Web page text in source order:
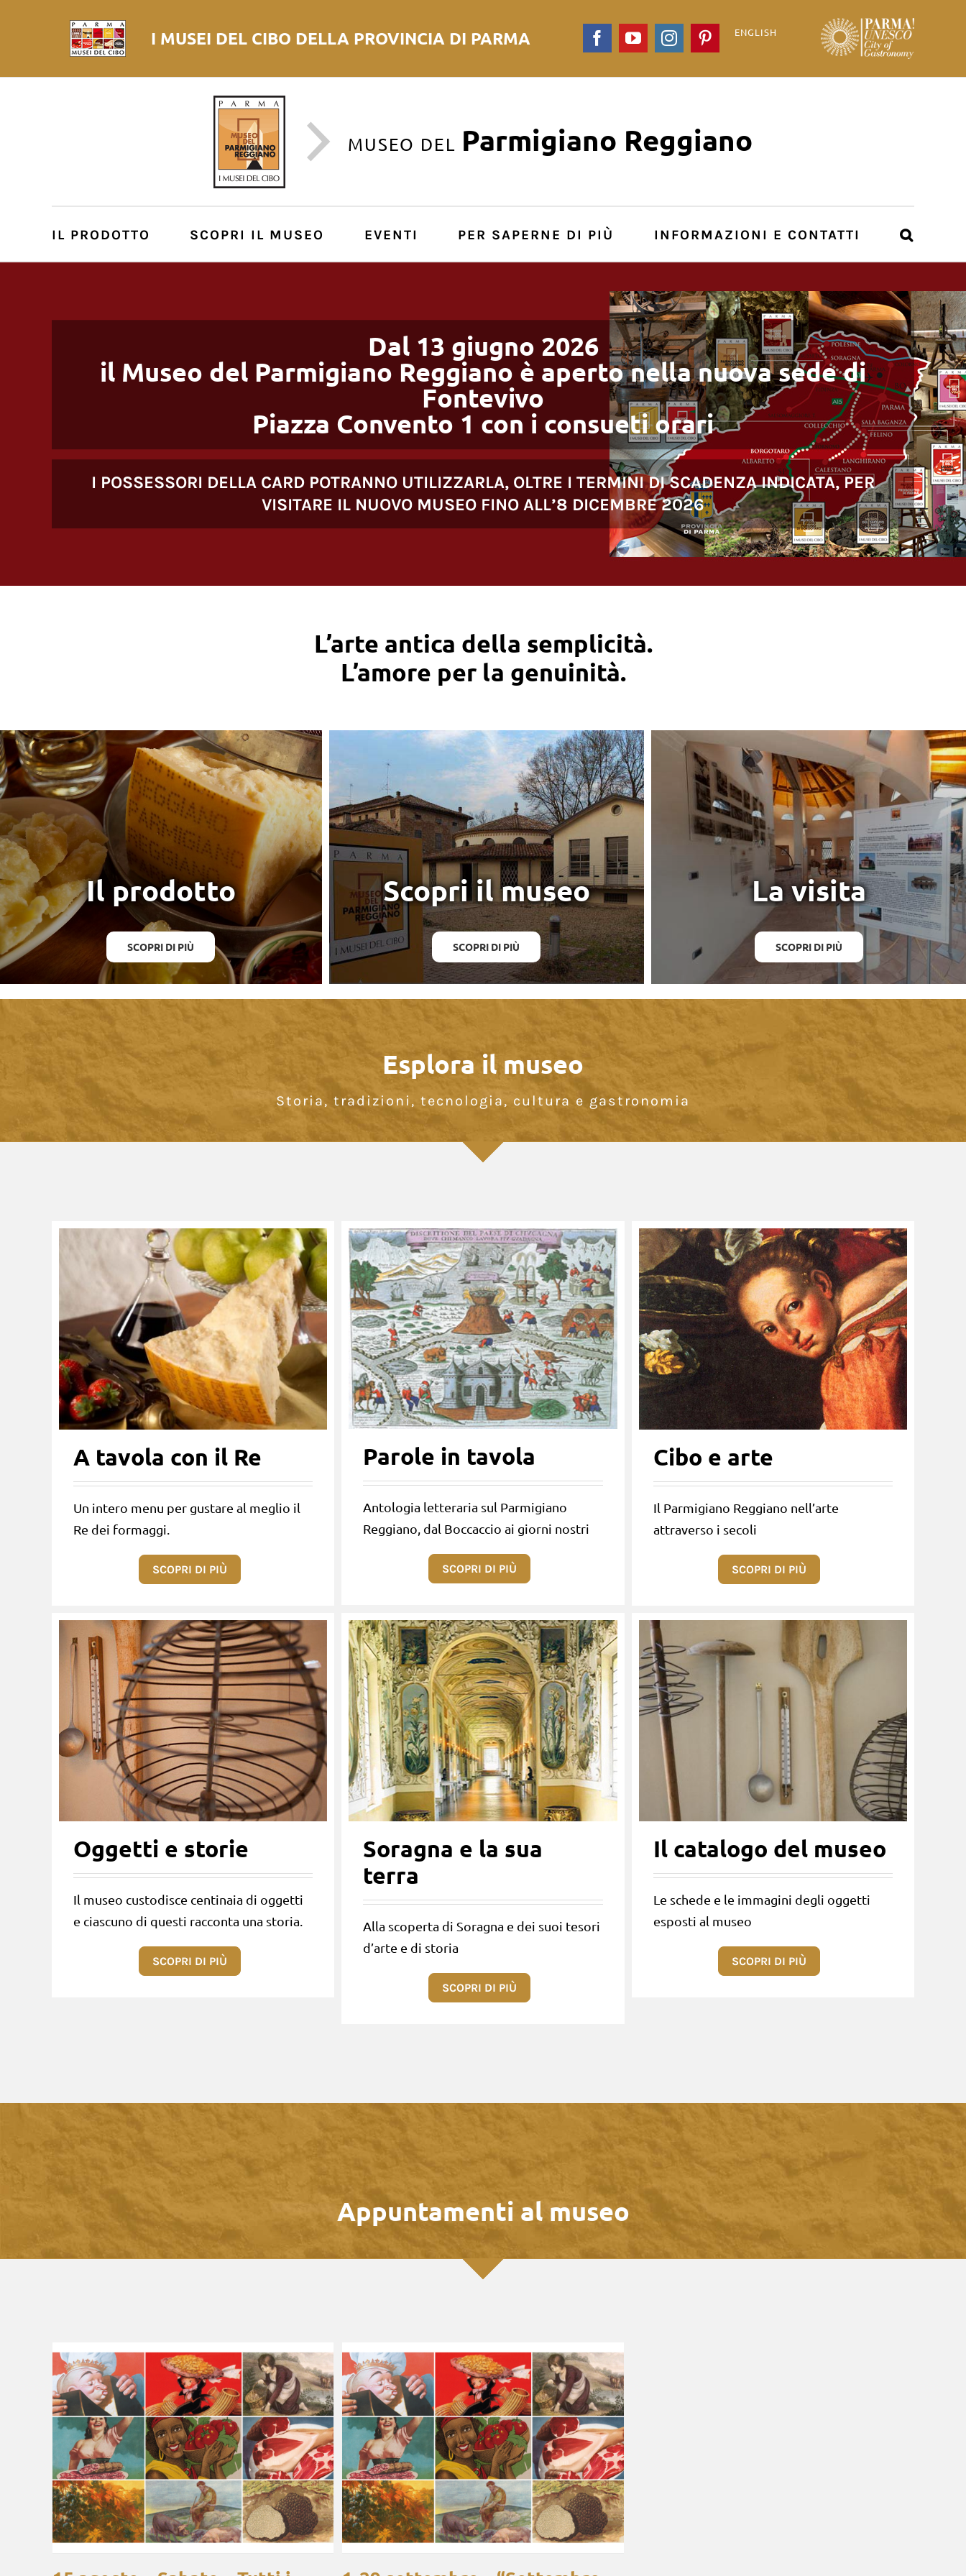
I MUSEI DEL CIBO DELLA PROVINCIA DI PARMA ENGLISH
FacebookYouTubeInstagramPinterest
MUSEO DEL Parmigiano Reggiano
IL PRODOTTO SCOPRI IL MUSEO EVENTI PER SAPERNE DI PIÙ INFORMAZIONI E CONTATTI
Dal 13 giugno 2026
il Museo del Parmigiano Reggiano è aperto nella nuova sede di
Fontevivo
Piazza Convento 1 con i consueti orari
I POSSESSORI DELLA CARD POTRANNO UTILIZZARLA, OLTRE I TERMINI DI SCADENZA INDICATA, PER
VISITARE IL NUOVO MUSEO FINO ALL’8 DICEMBRE 2026
L’arte antica della semplicità.
L’amore per la genuinità.
Il prodotto
SCOPRI DI PIÙ
Scopri il museo
SCOPRI DI PIÙ
La visita
SCOPRI DI PIÙ
Esplora il museo
Storia, tradizioni, tecnologia, cultura e gastronomia
A tavola con il Re
Un intero menu per gustare al meglio il
Re dei formaggi.
SCOPRI DI PIÙ
Parole in tavola
Antologia letteraria sul Parmigiano
Reggiano, dal Boccaccio ai giorni nostri
SCOPRI DI PIÙ
Cibo e arte
Il Parmigiano Reggiano nell’arte
attraverso i secoli
SCOPRI DI PIÙ
Oggetti e storie
Il museo custodisce centinaia di oggetti
e ciascuno di questi racconta una storia.
SCOPRI DI PIÙ
Soragna e la sua
terra
Alla scoperta di Soragna e dei suoi tesori
d’arte e di storia
SCOPRI DI PIÙ
Il catalogo del museo
Le schede e le immagini degli oggetti
esposti al museo
SCOPRI DI PIÙ
Appuntamenti al museo